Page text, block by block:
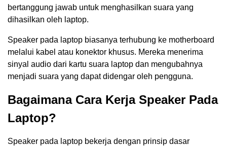
bertanggung jawab untuk menghasilkan suara yang
dihasilkan oleh laptop.
Speaker pada laptop biasanya terhubung ke motherboard
melalui kabel atau konektor khusus. Mereka menerima
sinyal audio dari kartu suara laptop dan mengubahnya
menjadi suara yang dapat didengar oleh pengguna.
Bagaimana Cara Kerja Speaker Pada
Laptop?
Speaker pada laptop bekerja dengan prinsip dasar